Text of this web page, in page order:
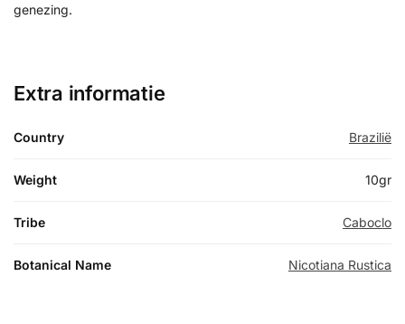
genezing.
Extra informatie
Country Brazilië
Weight 10gr
Tribe Caboclo
Botanical Name Nicotiana Rustica